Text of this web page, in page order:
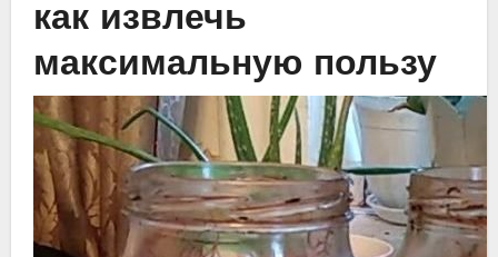
как извлечь
максимальную пользу